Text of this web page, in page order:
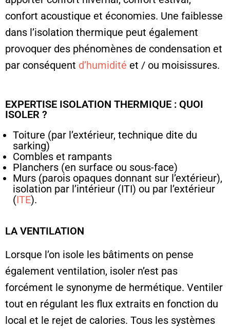
confort acoustique et économies. Une faiblesse
dans l’isolation thermique peut également
provoquer des phénomènes de condensation et
par conséquent d’humidité et / ou moisissures.
EXPERTISE ISOLATION THERMIQUE : QUOI
ISOLER ?
Toiture (par l’extérieur, technique dite du
sarking)
Combles et rampants
Planchers (en surface ou sous-face)
Murs (parois opaques donnant sur l’extérieur),
isolation par l’intérieur (ITI) ou par l’extérieur
(ITE).
LA VENTILATION
Lorsque l’on isole les bâtiments on pense
également ventilation, isoler n’est pas
forcément le synonyme de hermétique. Ventiler
tout en régulant les flux extraits en fonction du
local et le rejet de calories. Tous les systèmes